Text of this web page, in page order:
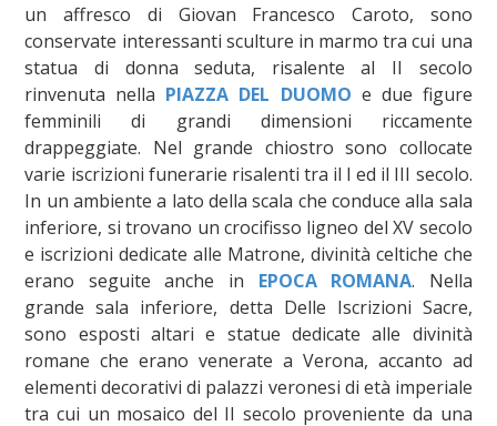
un affresco di Giovan Francesco Caroto, sono
conservate interessanti sculture in marmo tra cui una
statua di donna seduta, risalente al II secolo
rinvenuta nella PIAZZA DEL DUOMO e due figure
femminili di grandi dimensioni riccamente
drappeggiate. Nel grande chiostro sono collocate
varie iscrizioni funerarie risalenti tra il I ed il III secolo.
In un ambiente a lato della scala che conduce alla sala
inferiore, si trovano un crocifisso ligneo del XV secolo
e iscrizioni dedicate alle Matrone, divinità celtiche che
erano seguite anche in EPOCA ROMANA. Nella
grande sala inferiore, detta Delle Iscrizioni Sacre,
sono esposti altari e statue dedicate alle divinità
romane che erano venerate a Verona, accanto ad
elementi decorativi di palazzi veronesi di età imperiale
tra cui un mosaico del II secolo proveniente da una